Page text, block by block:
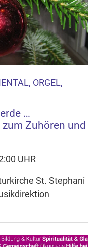
ORGEL,
…
Zuhören und
UHR
St. Stephani